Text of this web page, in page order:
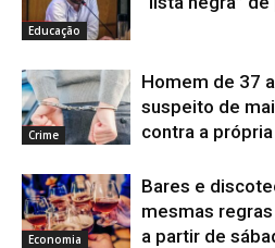
Educação
Crime
Homem de 37
suspeito de
contra a
Economia
Bares e
mesmas
a partir de